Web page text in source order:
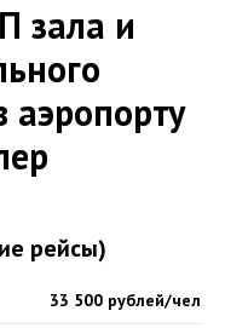
зала и
рейсы)
33 500 рублей/чел